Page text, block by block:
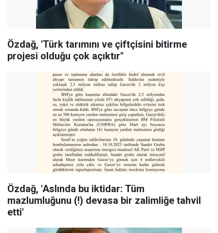
Özdağ, 'Türk tarımını ve çiftçisini bitirme
projesi olduğu çok açıktır"
Özdağ, 'Aslında bu iktidar: Tüm
mazlumluğunu (!) devasa bir zalimliğe tahvil
etti'